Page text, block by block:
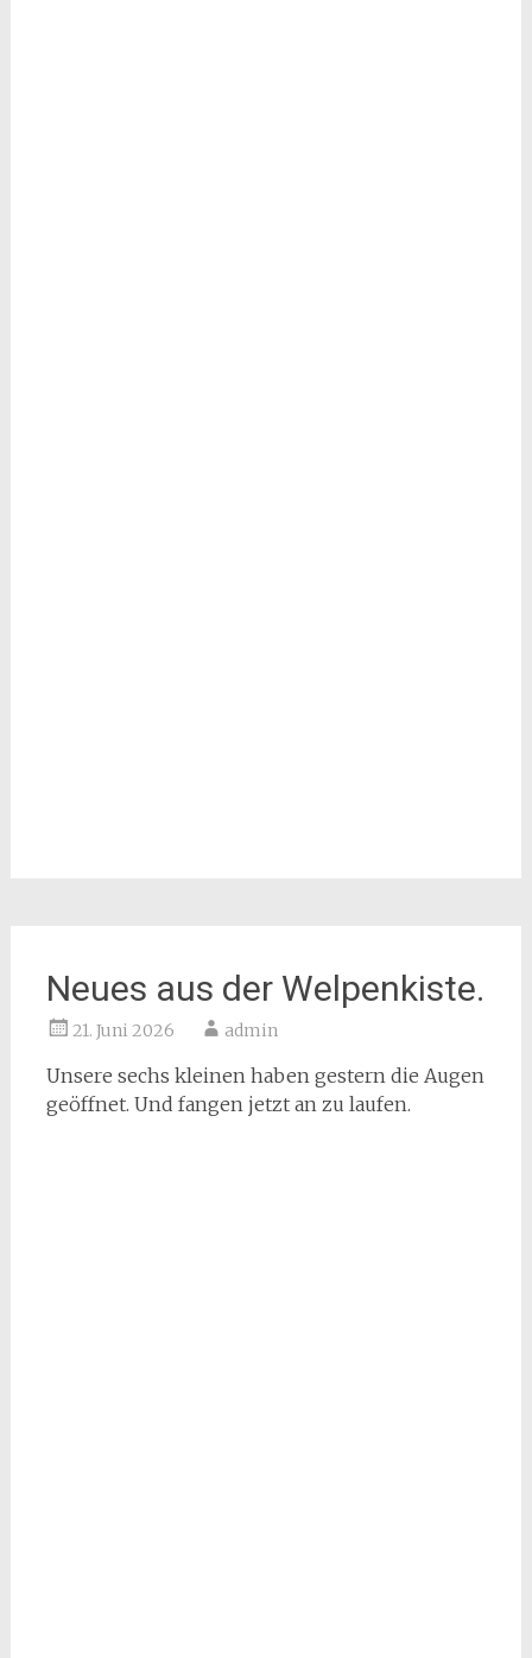
Neues aus der Welpenkiste.
21. Juni 2026 admin
Unsere sechs kleinen haben gestern die Augen
geöffnet. Und fangen jetzt an zu laufen.